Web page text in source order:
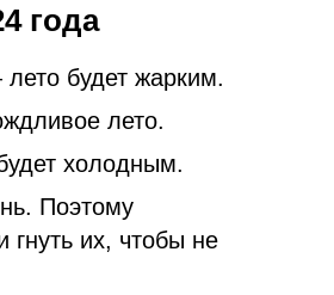
года
будет жарким.
лето.
холодным.
Поэтому
гнуть их, чтобы не